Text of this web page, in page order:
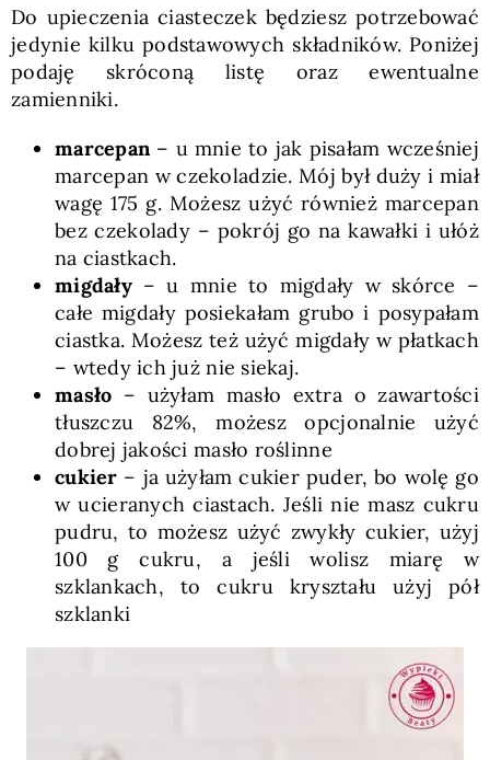
Do upieczenia ciasteczek będziesz potrzebować
jedynie kilku podstawowych składników. Poniżej
podaję skróconą listę oraz ewentualne
zamienniki.
marcepan– u mnie to jak pisałam wcześniej
marcepan w czekoladzie. Mój był duży i miał
wagę 175 g. Możesz użyć również marcepan
bez czekolady – pokrój go na kawałki i ułóż
na ciastkach.
migdały– u mnie to migdały w skórce –
całe migdały posiekałam grubo i posypałam
ciastka. Możesz też użyć migdały w płatkach
– wtedy ich już nie siekaj.
masło – użyłam masło extra o zawartości
tłuszczu 82%, możesz opcjonalnie użyć
dobrej jakości masło roślinne
cukier – ja użyłam cukier puder, bo wolę go
w ucieranych ciastach. Jeśli nie masz cukru
pudru, to możesz użyć zwykły cukier, użyj
100 g cukru, a jeśli wolisz miarę w
szklankach, to cukru kryształu użyj pół
szklanki